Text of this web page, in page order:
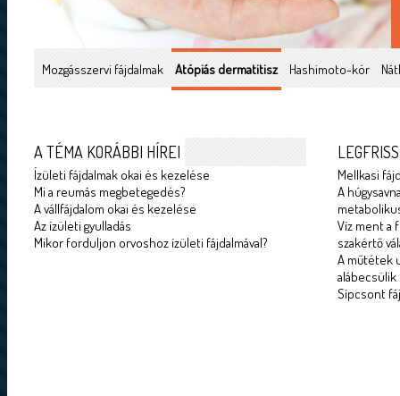
Mozgásszervi fájdalmak Atópiás dermatitisz Hashimoto-kór
A TÉMA KORÁBBI HÍREI
Ízületi fájdalmak okai és kezelése
Mi a reumás megbetegedés?
A vállfájdalom okai és kezelése
Az ízületi gyulladás
Mikor forduljon orvoshoz ízületi fájdalmával?
Mellkasi
A
Víz ment a
szakértő
A műtétek
alábecsülik
Sípcsont